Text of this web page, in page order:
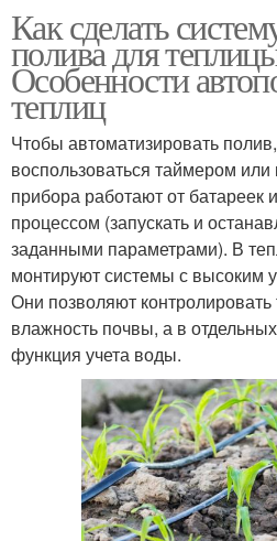
Как сделать
полива для
Особенности
теплиц
Чтобы автоматизировать
воспользоваться таймером
прибора работают от батареек
процессом (запускать и
заданными параметрами). В
монтируют системы с высоким
Они позволяют контролировать
влажность почвы, а в
функция учета воды.